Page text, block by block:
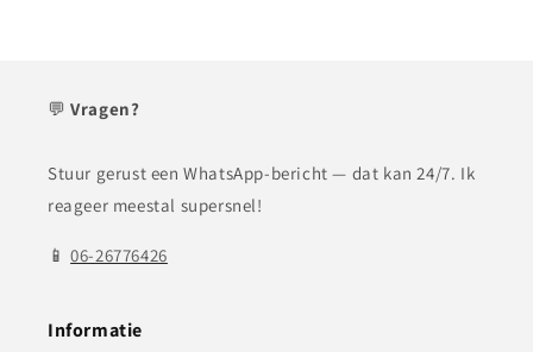
💬Vragen?
Stuur gerust een WhatsApp-bericht — dat kan 24/7. Ik
reageer meestal supersnel!
📱06-26776426
Informatie